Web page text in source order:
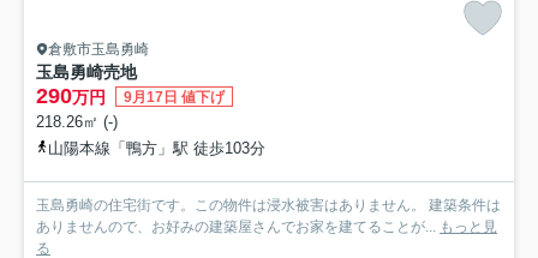
倉敷市玉島勇崎
玉島勇崎売地
290万円 9月17日 値下げ
218.26㎡ (-)
山陽本線「鴨方」駅 徒歩103分
玉島勇崎の住宅街です。この物件は浸水被害はありません。 建築条件は
ありませんので、お好みの建築屋さんでお家を建てることが... もっと見
る